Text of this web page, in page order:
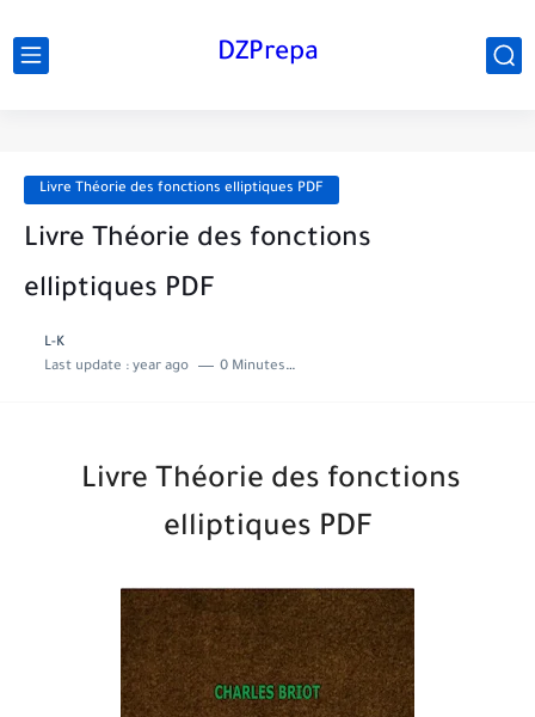
DZPrepa
Livre Théorie des fonctions elliptiques PDF
Livre Théorie des fonctions
elliptiques PDF
L-K
Last update : year ago 0 Minutes to read
Livre Théorie des fonctions
elliptiques PDF